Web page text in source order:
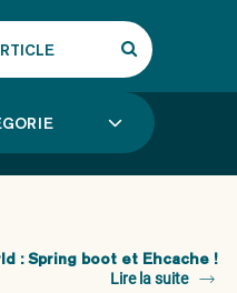
: Spring boot et Ehcache !
Lire la suite